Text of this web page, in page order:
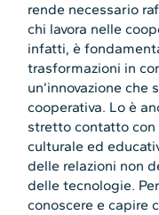
rende necessario
chi lavora nelle
infatti, è
trasformazioni in
un’innovazione che
cooperativa. Lo è
stretto contatto
culturale ed
delle relazioni non
delle tecnologie.
conoscere e capire